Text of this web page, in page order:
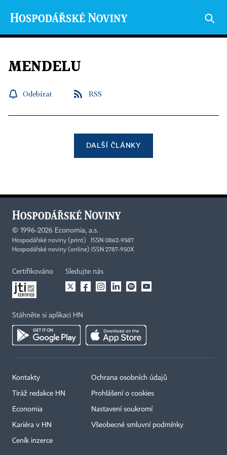
MENDELU
Odebírat RSS
DALŠÍ ČLÁNKY
© 1996-2026 Economia, a.s.
Hospodářské noviny (print) ISSN 0862-9587
Hospodářské noviny (online) ISSN 2787-950X
Certifikováno Sledujte nás
Stáhněte si aplikaci HN
Kontakty
Tiráž redakce HN
Economia
Kariéra v HN
Ceník inzerce
Ochrana osobních údajů
Prohlášení o cookies
Nastavení soukromí
Všeobecné smluvní podmínky